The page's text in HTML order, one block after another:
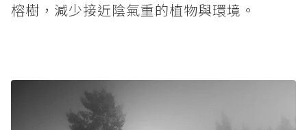
榕樹，減少接近陰氣重的植物與環境。